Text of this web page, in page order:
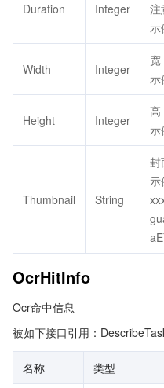
Duration Integer
注
示
Width Integer
示
Height Integer
高
示
Thumbnail String
封
示
OcrHitInfo
Ocr命中信息
被如下接口引用：
名称 类型